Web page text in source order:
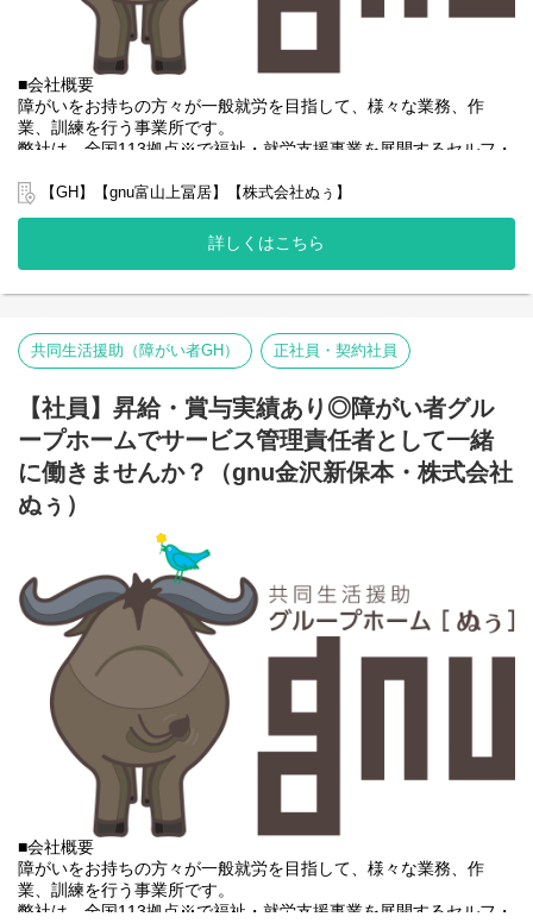
※チェックシートに沿って、数量を確認する作業となります。
また、外出用務の際、マイカーを使用いただく場合があります。
※マイカー使用の場合は会社規定に基づきガソリン代を支給。
【グループホームとは？】
で、簡単にご説明すると、障がいなどをお持ちの方が将来自立し
た生活を送れるように我々などの生活支援員などを通じてサポー
トさせていただいている施設になります。
住居は一般のアパートや一軒家と同じ環境となりますので、福祉
業界未経験でも非常に馴染みやすく、ご家庭でされている家事を
行っていただく場所となります。
【未経験の方歓迎です】
業務はイチから丁寧にご説明します。
フォローいたしますのでご安心ください。
【勤務は1日3時間、週2日～】
6:00～9:00、18:00～21:00の
両時間の勤務もしくはいずれかの勤務になります。
週3日～勤務が可能です。
決めていきますのでご相談ください。
ご不明な点やご質問等ございましたら
まずはお気軽にお問い合わせください。
ご応募お待ちしております。
Webからの応募は随時受付中です。
■会社概要
障がいをお持ちの方々が一般就労を目指して、様々な業務、作
業、訓練を行う事業所です。
弊社は、全国113拠点※で福祉・就労支援事業を展開するセルフ・
グループ全体で培った豊富なノウハウとネットワークを活かし、
弊社グループでは主に以下のパターンの事業所を全国に展開をさ
【就労継続支援A型事業所】
般就労を目指すサービス。
【就労継続支援B型事業所】
般就労を目指す、または高い工賃を目指すサービス。
【共同生活援助（障がい者グループホーム）】
⇒将来の自立した生活や就労を見据え、生活する力や困難を解決
する力、 働く力などを身につけるサービス。
■業務内容
グループホームにて利用者様のサポートをお願いします。
楽しくコミュニケーションを取ることがメインです！
・朝食、夕食の準備(6食程度)
・部屋の掃除
※利用者様のお部屋の掃除手伝いや共有スペース・トイレ掃除と
なります。
・利用者様とのコミュニケーション
※チェックシートに沿って質問したり、確認するだけとなりま
す。わからないことは社員に引き継いでいただいて大丈夫です。
・在庫管理
※チェックシートに沿って、数量を確認する作業となります。
また、外出用務の際、マイカーを使用いただく場合があります。
※マイカー使用の場合は会社規定に基づきガソリン代を支給。
【グループホームとは？】
グループホームって何？と疑問を持たれている方もおられるの
【GH】【gnu富山上冨居】【株式会社ぬぅ】
詳しくはこちら
共同生活援助（障がい者GH） 正社員・契約社員
【社員】昇給・賞与実績あり◎障がい者グル
ープホームでサービス管理責任者として一緒
に働きませんか？（gnu金沢新保本・株式会社
ぬぅ）
■会社概要
障がいをお持ちの方々が一般就労を目指して、様々な業務、作
業、訓練を行う事業所です。
弊社は、全国113拠点※で福祉・就労支援事業を展開するセルフ・